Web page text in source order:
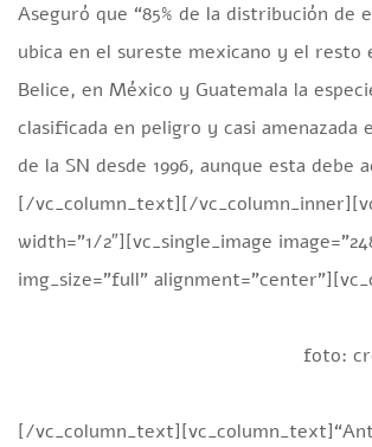
Aseguró que “85% de la distribución de
ubica en el sureste mexicano y el resto
Belice, en México y Guatemala la
clasificada en peligro y casi amenazada
de la SN desde 1996, aunque esta debe
[/vc_column_text][/
width=”1/2″][vc_single_image
img_size=”full”
foto:
[/